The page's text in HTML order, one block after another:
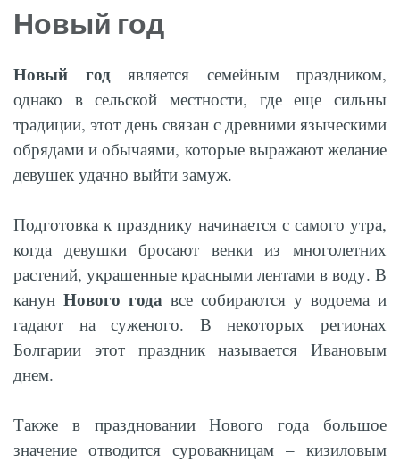
Новый год
Новый годявляется семейным праздником,
однако в сельской местности, где еще сильны
традиции, этот день связан с древними языческими
обрядами и обычаями, которые выражают желание
девушек удачно выйти замуж.
Подготовка к празднику начинается с самого утра,
когда девушки бросают венки из многолетних
растений, украшенные красными лентами в воду. В
канун Нового года все собираются у водоема и
гадают на суженого. В некоторых регионах
Болгарии этот праздник называется Ивановым
днем.
Также в праздновании Нового года большое
значение отводится суровакницам – кизиловым